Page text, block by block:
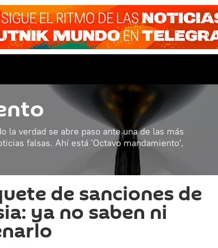
la verdad se abre paso ante una de las más
falsas. Ahí está 'Octavo mandamiento',
de sanciones de
ya no saben ni